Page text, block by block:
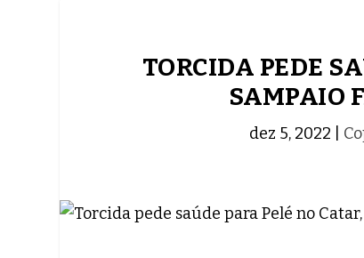
TORCIDA PEDE
SAMPAIO
dez 5, 2022